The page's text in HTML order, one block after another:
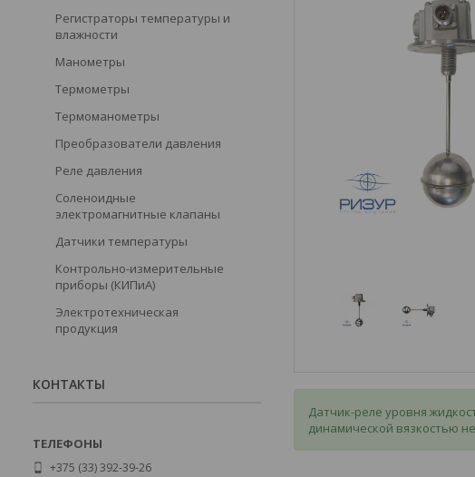
Датчик-реле уровня
динамической вязкостью
Регистраторы температуры и
влажности
Манометры
Термометры
Термоманометры
Преобразователи давления
Реле давления
Соленоидные
электромагнитные клапаны
Датчики температуры
Контрольно-измерительные
приборы (КИПиА)
Электротехническая
продукция
КОНТАКТЫ
+375 (33) 392-39-26